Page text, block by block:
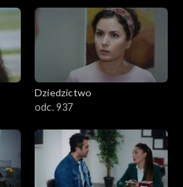
Dziedzictwo
odc. 937